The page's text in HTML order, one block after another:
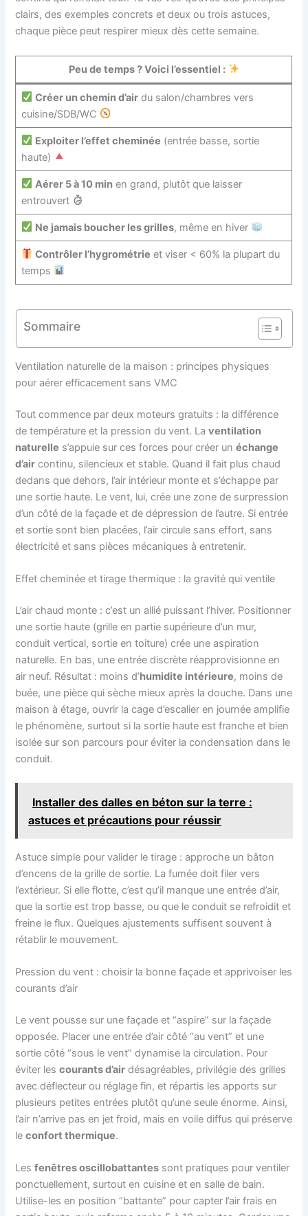
clairs, des exemples concrets et deux ou trois astuces,
chaque pièce peut respirer mieux dès cette semaine.
Peu de temps ? Voici l’essentiel :
Créer un chemin d’air du salon/chambres vers
cuisine/SDB/WC
Exploiter l’effet cheminée (entrée basse, sortie
haute)
Aérer 5 à 10 min en grand, plutôt que laisser
entrouvert
Ne jamais boucher les grilles, même en hiver
Contrôler l’hygrométrie et viser < 60% la plupart du
temps
Sommaire
Ventilation naturelle de la maison : principes physiques
pour aérer efficacement sans VMC
Tout commence par deux moteurs gratuits : la différence
de température et la pression du vent. Laventilation
naturelle s’appuie sur ces forces pour créer unéchange
d’air continu, silencieux et stable. Quand il fait plus chaud
dedans que dehors, l’air intérieur monte et s’échappe par
une sortie haute. Le vent, lui, crée une zone de surpression
d’un côté de la façade et de dépression de l’autre. Si entrée
et sortie sont bien placées, l’air circule sans effort, sans
électricité et sans pièces mécaniques à entretenir.
Effet cheminée et tirage thermique : la gravité qui ventile
L’air chaud monte : c’est un allié puissant l’hiver. Positionner
une sortie haute (grille en partie supérieure d’un mur,
conduit vertical, sortie en toiture) crée une aspiration
naturelle. En bas, une entrée discrète réapprovisionne en
air neuf. Résultat : moins d’humidite intérieure, moins de
buée, une pièce qui sèche mieux après la douche. Dans une
maison à étage, ouvrir la cage d’escalier en journée amplifie
le phénomène, surtout si la sortie haute est franche et bien
isolée sur son parcours pour éviter la condensation dans le
conduit.
Installer des dalles en béton sur la terre :
astuces et précautions pour réussir
Astuce simple pour valider le tirage : approche un bâton
d’encens de la grille de sortie. La fumée doit filer vers
l’extérieur. Si elle flotte, c’est qu’il manque une entrée d’air,
que la sortie est trop basse, ou que le conduit se refroidit et
freine le flux. Quelques ajustements suffisent souvent à
rétablir le mouvement.
Pression du vent : choisir la bonne façade et apprivoiser les
courants d’air
Le vent pousse sur une façade et “aspire” sur la façade
opposée. Placer une entrée d’air côté “au vent” et une
sortie côté “sous le vent” dynamise la circulation. Pour
éviter lescourants d’air désagréables, privilégie des grilles
avec déflecteur ou réglage fin, et répartis les apports sur
plusieurs petites entrées plutôt qu’une seule énorme. Ainsi,
l’air n’arrive pas en jet froid, mais en voile diffus qui préserve
leconfort thermique.
Lesfenêtres oscillobattantes sont pratiques pour ventiler
ponctuellement, surtout en cuisine et en salle de bain.
Utilise-les en position “battante” pour capter l’air frais en